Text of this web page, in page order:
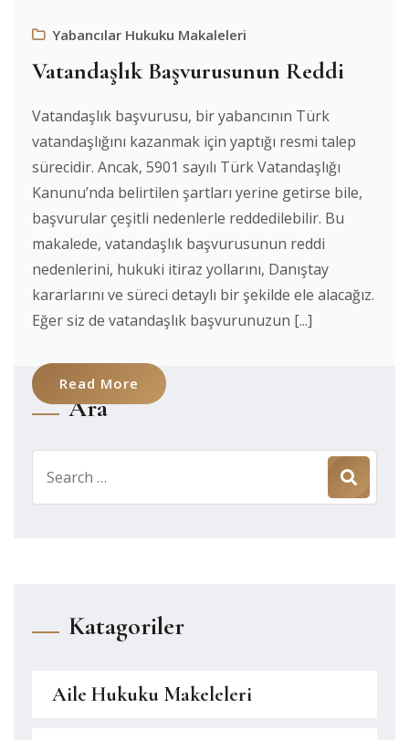
Yabancılar Hukuku Makaleleri
Vatandaşlık Başvurusunun Reddi
Vatandaşlık başvurusu, bir yabancının Türk
vatandaşlığını kazanmak için yaptığı resmi talep
sürecidir. Ancak, 5901 sayılı Türk Vatandaşlığı
Kanunu’nda belirtilen şartları yerine getirse bile,
başvurular çeşitli nedenlerle reddedilebilir. Bu
makalede, vatandaşlık başvurusunun reddi
nedenlerini, hukuki itiraz yollarını, Danıştay
kararlarını ve süreci detaylı bir şekilde ele alacağız.
Eğer siz de vatandaşlık başvurunuzun [...]
Read More
Ara
for:
Katagoriler
Aile Hukuku Makeleleri